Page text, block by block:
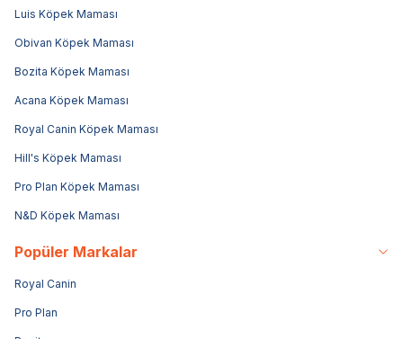
Luis Köpek Maması
Obivan Köpek Maması
Bozita Köpek Maması
Acana Köpek Maması
Royal Canin Köpek Maması
Hill's Köpek Maması
Pro Plan Köpek Maması
N&D Köpek Maması
Popüler Markalar
Royal Canin
Pro Plan